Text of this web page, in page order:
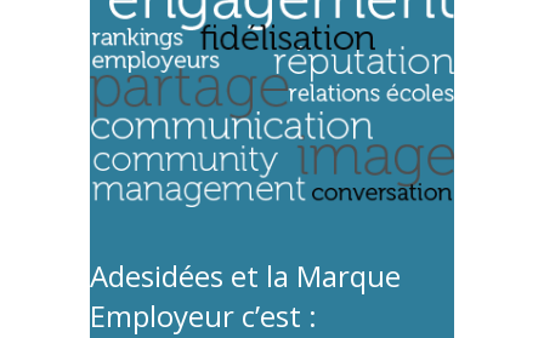
Adesidées et la Marque
Employeur c’est :